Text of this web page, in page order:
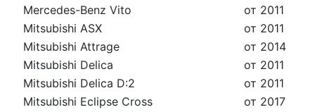
Mercedes-Benz Vito
от 2011
Mitsubishi ASX
от 2011
Mitsubishi Attrage
от 2014
Mitsubishi Delica
от 2011
Mitsubishi Delica D:2
от 2011
Mitsubishi Eclipse Cross
от 2017